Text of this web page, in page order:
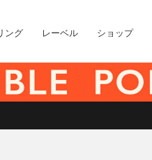
ング レーベル ショップ